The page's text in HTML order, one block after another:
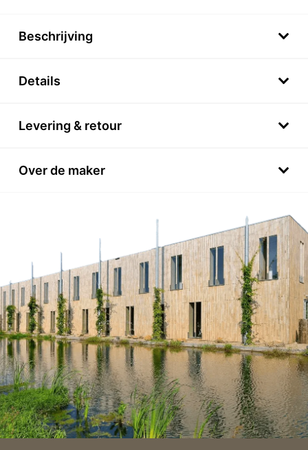
Beschrijving
Details
Levering & retour
Over de maker